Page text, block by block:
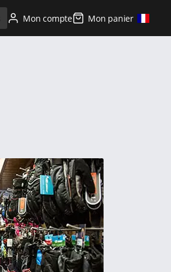
Mon compte Mon panier